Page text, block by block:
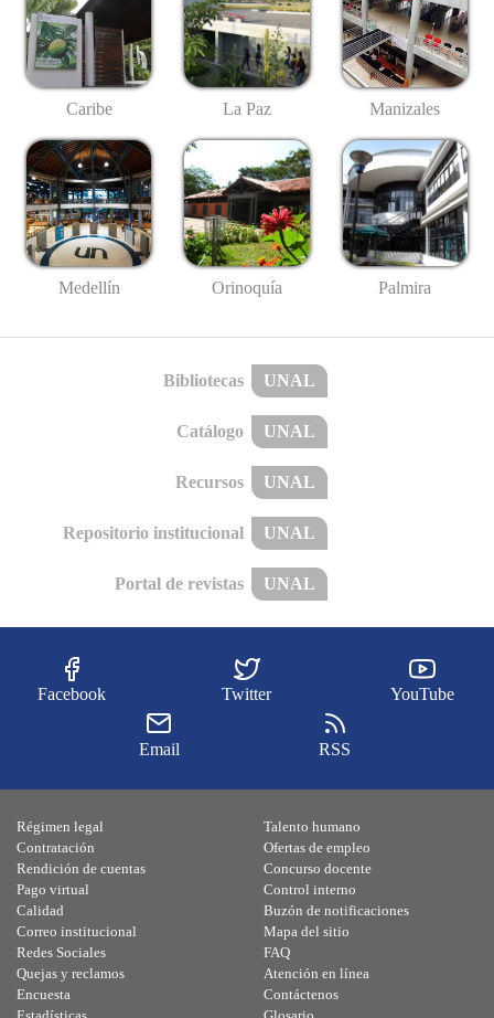
Caribe La Paz Manizales
Medellín Orinoquía Palmira
Bibliotecas UNAL
Catálogo UNAL
Recursos UNAL
Repositorio institucional UNAL
Portal de revistas UNAL
Facebook Twitter YouTube
Email RSS
Régimen legal
Contratación
Rendición de cuentas
Pago virtual
Calidad
Talento humano
Ofertas de empleo
Concurso docente
Control interno
Buzón de notificaciones
Correo institucional
Redes Sociales
Quejas y reclamos
Encuesta
Mapa del sitio
FAQ
Atención en línea
Contáctenos